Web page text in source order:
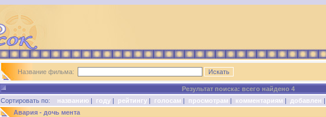
Название фильма:
Результат поиска: всего найдено 4
Сортировать по: названию | году | рейтингу | голосам | просмотрам | комментариям | добавлен |
Авария - дочь мента